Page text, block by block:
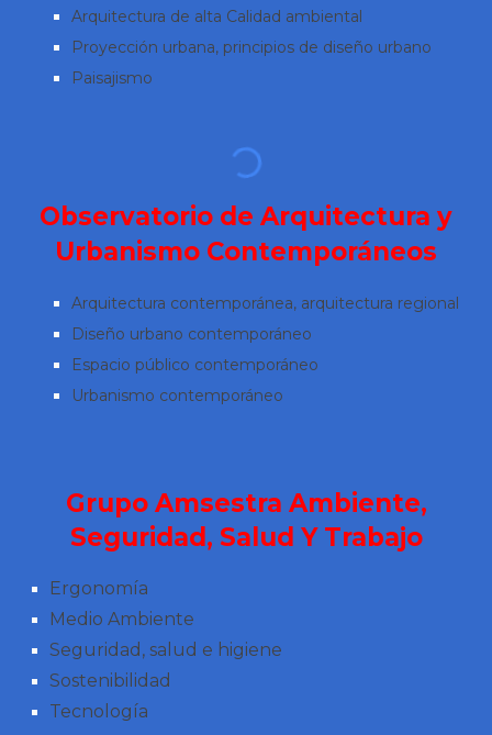
Arquitectura de alta Calidad ambiental
Proyección urbana, principios de diseño urbano
Paisajismo
Observatorio de Arquitectura y
Urbanismo Contemporáneos
Arquitectura contemporánea, arquitectura regional
Diseño urbano contemporáneo
Espacio público contemporáneo
Urbanismo contemporáneo
Grupo Amsestra Ambiente,
Seguridad, Salud Y Trabajo
Ergonomía
Medio Ambiente
Seguridad, salud e higiene
Sostenibilidad
Tecnología